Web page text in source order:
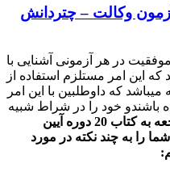
در هر آزمونی آشنایی با
این امر مستلزم استفاده از
که داوطلبین با این امر
باشندو خود را در شراط شبیه
جهت سهولت مراجعه به کتاب 20 دوره آیین
را به چند نکته در مورد
: